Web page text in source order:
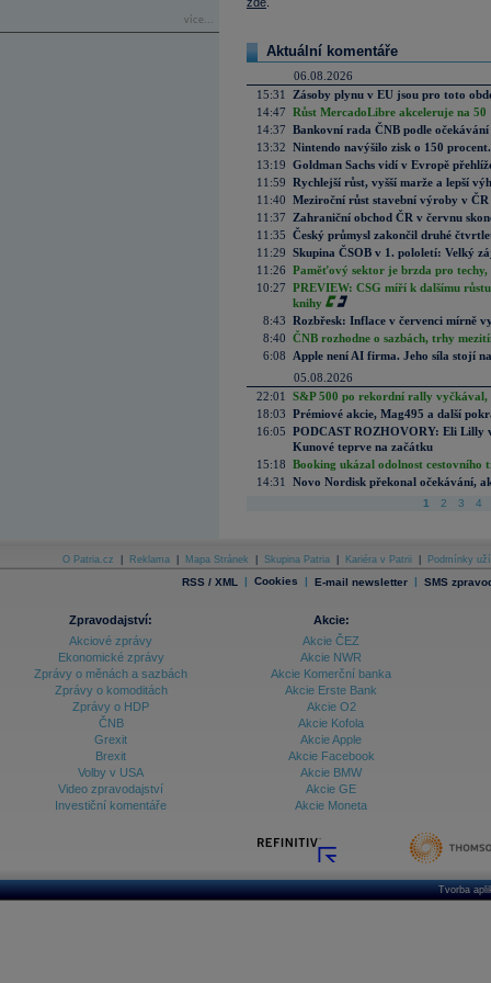
více...
Aktuální komentáře
06.08.2026
15:31
Zásoby plynu v EU jsou pro toto
14:47 Růst MercadoLibre akceleruje na
14:37 Bankovní rada ČNB podle
13:32 Nintendo navýšilo zisk o 150
13:19 Goldman Sachs vidí v Evropě
11:59 Rychlejší růst, vyšší marže a lepší
11:40 Meziroční růst stavební výroby v
11:37
Zahraniční obchod ČR v červnu
11:35 Český průmysl zakončil druhé
11:29 Skupina ČSOB v 1. pololetí: Velký
11:26 Paměťový sektor je brzda pro techy,
10:27 PREVIEW: CSG míří k dalšímu
knihy
8:43 Rozbřesk: Inflace v červenci mírně
8:40 ČNB rozhodne o sazbách, trhy
6:08
Apple není AI firma. Jeho síla stojí
05.08.2026
22:01
S&P 500 po rekordní rally vyčkával,
18:03 Prémiové akcie, Mag495 a další
16:05 PODCAST ROZHOVORY: Eli Lilly
Kunové teprve na začátku
15:18 Booking ukázal odolnost cestovního
14:31
Novo Nordisk překonal očekávání,
1 2 3 4
O Patria.cz Reklama Mapa Stránek Skupina Patria Kariéra v Patrii Podmínky
RSS / XML | Cookies | E-mail newsletter | SMS
Zpravodajství:
Akciové zprávy
Ekonomické zprávy
Zprávy o měnách a sazbách
Zprávy o komoditách
Zprávy o HDP
ČNB
Grexit
Brexit
Volby v USA
Video zpravodajství
Investiční komentáře
Akcie:
Akcie ČEZ
Akcie NWR
Akcie Komerční banka
Akcie Erste Bank
Akcie O2
Akcie Kofola
Akcie Apple
Akcie Facebook
Akcie BMW
Akcie GE
Akcie Moneta
Tvorba